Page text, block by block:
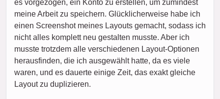
es vorgezogen, ein Konto zu erstellen, um zumindest
meine Arbeit zu speichern. Glücklicherweise habe ich
einen Screenshot meines Layouts gemacht, sodass ich
nicht alles komplett neu gestalten musste. Aber ich
musste trotzdem alle verschiedenen Layout-Optionen
herausfinden, die ich ausgewählt hatte, da es viele
waren, und es dauerte einige Zeit, das exakt gleiche
Layout zu duplizieren.